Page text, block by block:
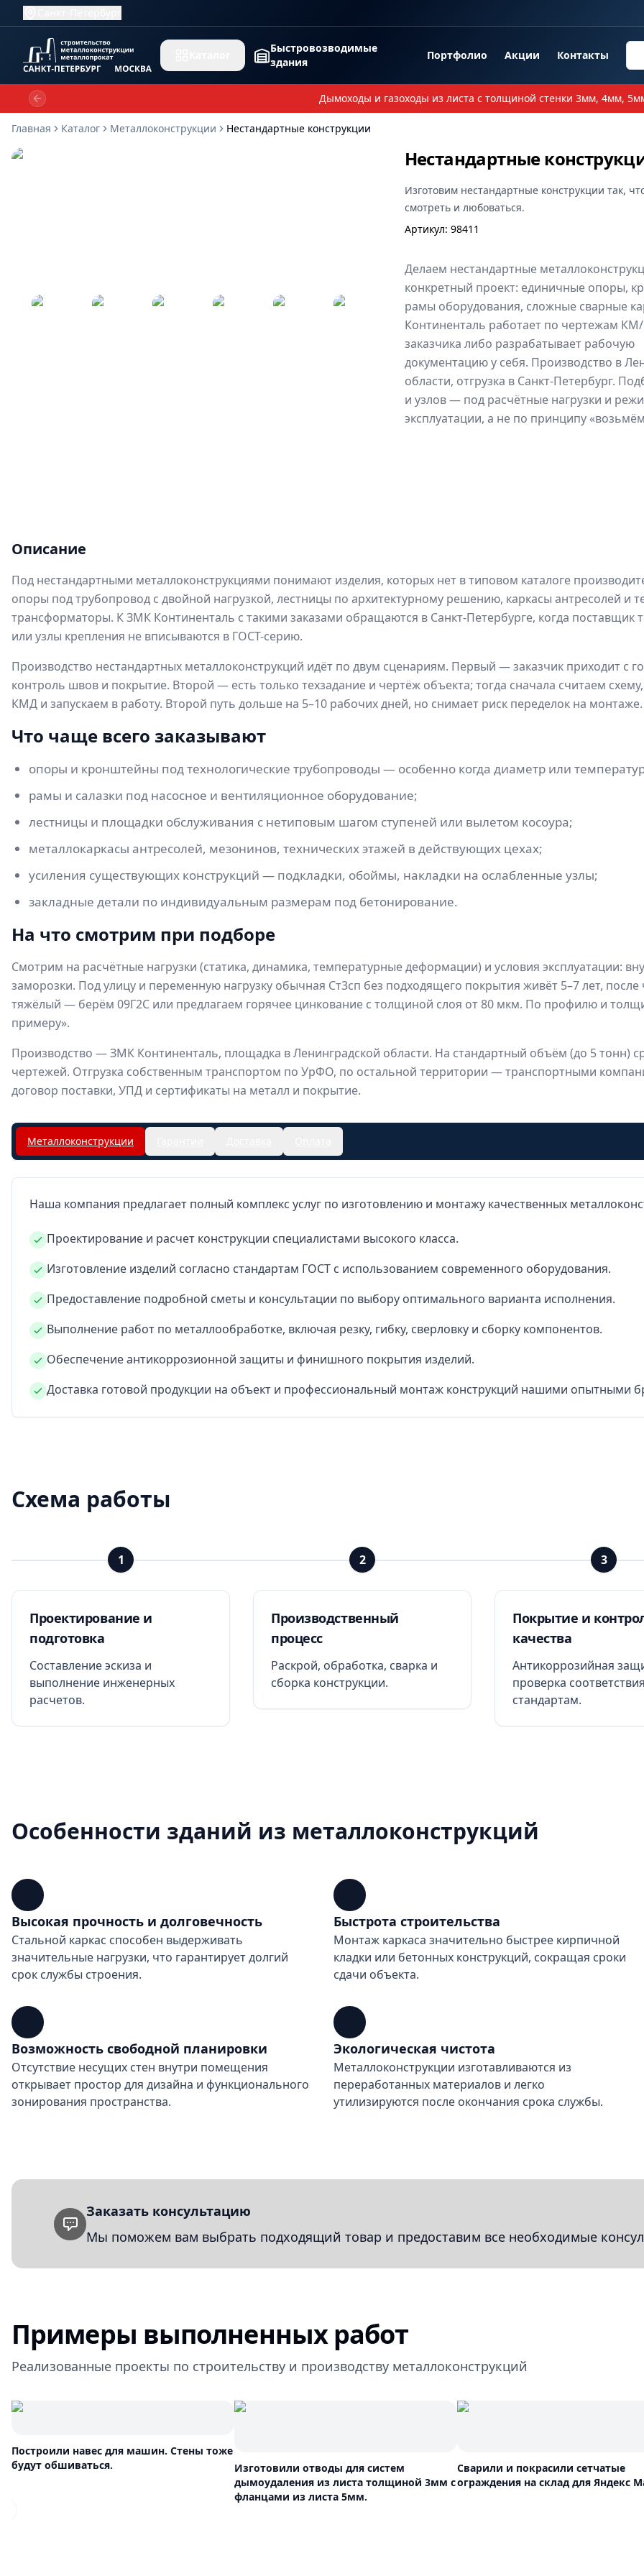
Быстровозводимые
здания
Портфолио Акции Контакты
Дымоходы и газоходы из листа с толщиной стенки 3мм, 4мм,
Previous slide
Главная
Каталог Металлоконструкции Нестандартные конструкции
Нестандартные
Изготовим нестандартные конструкции так,
смотреть и любоваться.
Артикул: 98411
Делаем нестандартные
конкретный проект: единичные опоры,
рамы оборудования, сложные сварные
Континенталь работает по чертежам
заказчика либо разрабатывает рабочую
документацию у себя. Производство в
области, отгрузка в Санкт-Петербург.
и узлов — под расчётные нагрузки и
эксплуатации, а не по принципу
Описание
Под нестандартными металлоконструкциями понимают изделия, которых нет в типовом каталоге
опоры под трубопровод с двойной нагрузкой, лестницы по архитектурному решению, каркасы антресолей и
трансформаторы. К ЗМК Континенталь с такими заказами обращаются в Санкт-Петербурге, когда поставщик
или узлы крепления не вписываются в ГОСТ-серию.
Производство нестандартных металлоконструкций идёт по двум сценариям. Первый — заказчик приходит с
контроль швов и покрытие. Второй — есть только техзадание и чертёж объекта; тогда сначала считаем
КМД и запускаем в работу. Второй путь дольше на 5–10 рабочих дней, но снимает риск переделок на монтаже.
Что чаще всего заказывают
опоры и кронштейны под технологические трубопроводы — особенно когда диаметр или
рамы и салазки под насосное и вентиляционное оборудование;
лестницы и площадки обслуживания с нетиповым шагом ступеней или вылетом косоура;
металлокаркасы антресолей, мезонинов, технических этажей в действующих цехах;
усиления существующих конструкций — подкладки, обоймы, накладки на ослабленные узлы;
закладные детали по индивидуальным размерам под бетонирование.
На что смотрим при подборе
Смотрим на расчётные нагрузки (статика, динамика, температурные деформации) и условия эксплуатации:
заморозки. Под улицу и переменную нагрузку обычная Ст3сп без подходящего покрытия живёт 5–7 лет,
тяжёлый — берём 09Г2С или предлагаем горячее цинкование с толщиной слоя от 80 мкм. По профилю и
примеру».
Производство — ЗМК Континенталь, площадка в Ленинградской области. На стандартный объём (до 5 тонн)
чертежей. Отгрузка собственным транспортом по УрФО, по остальной территории — транспортными
договор поставки, УПД и сертификаты на металл и покрытие.
Металлоконструкции
Наша компания предлагает полный комплекс услуг по изготовлению и монтажу качественных
Проектирование и расчет конструкции специалистами высокого класса.
Изготовление изделий согласно стандартам ГОСТ с использованием современного оборудования.
Предоставление подробной сметы и консультации по выбору оптимального варианта исполнения.
Выполнение работ по металлообработке, включая резку, гибку, сверловку и сборку компонентов.
Обеспечение антикоррозионной защиты и финишного покрытия изделий.
Доставка готовой продукции на объект и профессиональный монтаж конструкций нашими опытными
Схема работы
1
Проектирование и
подготовка
Составление эскиза и
выполнение инженерных
расчетов.
2
Производственный
процесс
Раскрой, обработка, сварка и
сборка конструкции.
3
Покрытие и
качества
Антикоррозийная
проверка
стандартам.
Особенности зданий из металлоконструкций
Высокая прочность и долговечность
Стальной каркас способен выдерживать
значительные нагрузки, что гарантирует долгий
срок службы строения.
Быстрота строительства
Монтаж каркаса значительно быстрее кирпичной
кладки или бетонных конструкций, сокращая сроки
сдачи объекта.
Возможность свободной планировки
Отсутствие несущих стен внутри помещения
открывает простор для дизайна и функционального
зонирования пространства.
Экологическая чистота
Металлоконструкции изготавливаются из
переработанных материалов и легко
утилизируются после окончания срока службы.
Заказать консультацию
Мы поможем вам выбрать подходящий товар и предоставим все необходимые
Примеры выполненных работ
Реализованные проекты по строительству и производству металлоконструкций
Построили навес для машин. Стены тоже
будут обшиваться.
Изготовили отводы для систем
дымоудаления из листа толщиной 3мм с
фланцами из листа 5мм.
Сварили и покрасили сетчатые
ограждения на склад для Яндекс